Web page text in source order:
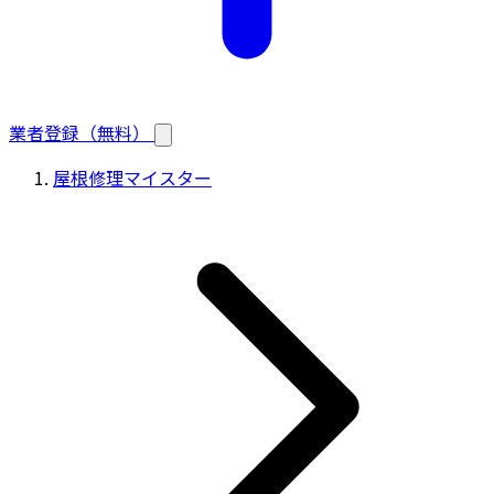
業者登録（無料）
屋根修理マイスター